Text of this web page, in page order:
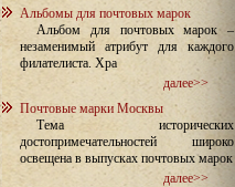
Альбомы для почтовых марок
Альбом для почтовых марок –
незаменимый атрибут для каждого
филателиста. Хра
далее>>
Почтовые марки Москвы
Тема исторических
достопримечательностей широко
освещена в выпусках почтовых марок
далее>>